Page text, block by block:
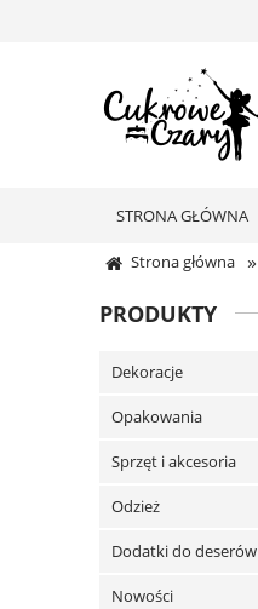
STRONA GŁÓWNA
Strona główna »
PRODUKTY
Dekoracje
Opakowania
Sprzęt i akcesoria
Odzież
Dodatki do deserów
Nowości